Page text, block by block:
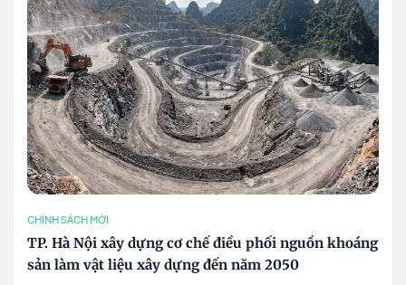
CHÍNH SÁCH MỚI
TP. Hà Nội xây dựng cơ chế điều phối nguồn khoáng
sản làm vật liệu xây dựng đến năm 2050